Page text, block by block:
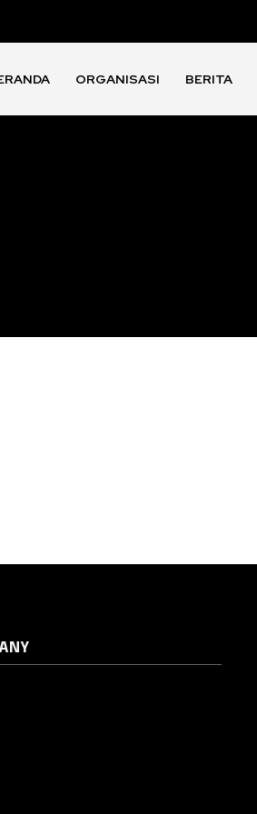
ORGANISASI BERITA